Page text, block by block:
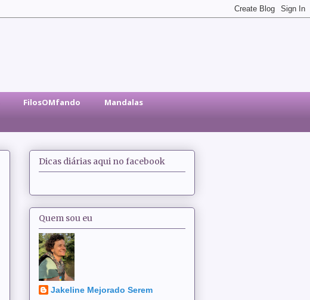
FilosOMfando
Mandalas
Dicas diárias aqui no facebook
Quem sou eu
Jakeline Mejorado Serem